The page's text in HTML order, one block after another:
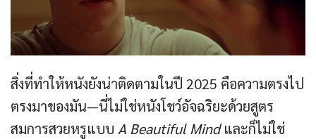
สิ่งที่ทำให้หนังยังน่าติดตามในปี 2025 คือความตรงไป
ตรงมาของมัน—นี่ไม่ใช่หนังโชว์อัจฉริยะด้วยสูตร
สมการสวยหรูแบบ A Beautiful Mindและก็ไม่ใช่